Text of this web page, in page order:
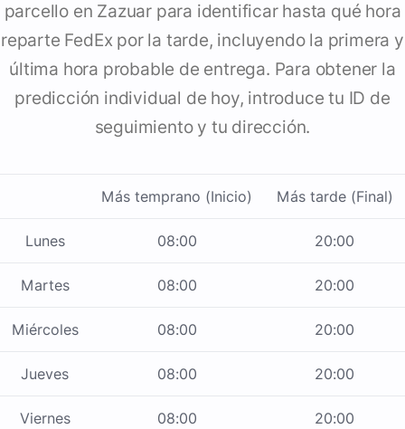
parcello en Zazuar para identificar hasta qué hora
reparte FedEx por la tarde, incluyendo la primera y
última hora probable de entrega. Para obtener la
predicción individual de hoy, introduce tu ID de
seguimiento y tu dirección.
Más temprano (Inicio) Más tarde (Final)
Lunes 08:00 20:00
Martes 08:00 20:00
Miércoles 08:00 20:00
Jueves 08:00 20:00
Viernes 08:00 20:00